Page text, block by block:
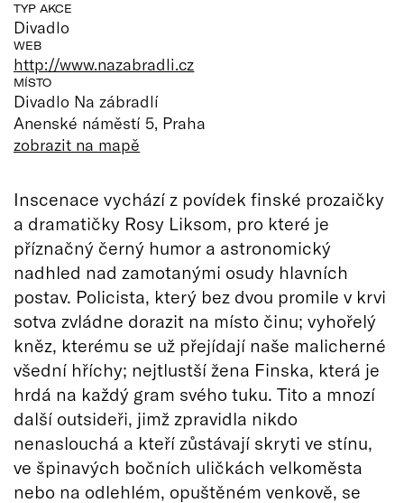
TYP AKCE
Divadlo
WEB
http://www.nazabradli.cz
MÍSTO
Divadlo Na zábradlí
Anenské náměstí 5, Praha
zobrazit na mapě
Inscenace vychází z povídek finské prozaičky
a dramatičky Rosy Liksom, pro které je
příznačný černý humor a astronomický
nadhled nad zamotanými osudy hlavních
postav. Policista, který bez dvou promile v krvi
sotva zvládne dorazit na místo činu; vyhořelý
kněz, kterému se už přejídají naše malicherné
všední hříchy; nejtlustší žena Finska, která je
hrdá na každý gram svého tuku. Tito a mnozí
další outsideři, jimž zpravidla nikdo
nenaslouchá a kteří zůstávají skryti ve stínu,
ve špinavých bočních uličkách velkoměsta
nebo na odlehlém, opuštěném venkově, se